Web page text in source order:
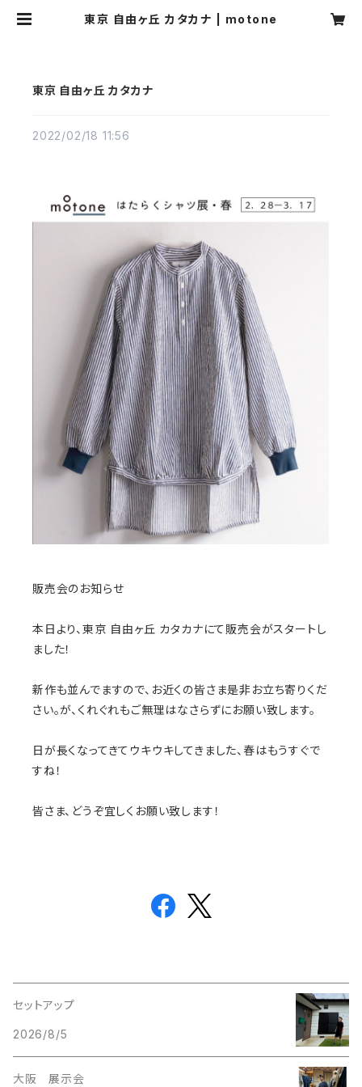
東京 自由ヶ丘 カタカナ | motone
東京 自由ヶ丘 カタカナ
2022/02/18 11:56
販売会のお知らせ
本日より、東京 自由ヶ丘 カタカナにて販売会がスタートし
ました！
新作も並んでますので、お近くの皆さま是非お立ち寄りくだ
さい。が、くれぐれもご無理はなさらずにお願い致します。
日が長くなってきてウキウキしてきました、春はもうすぐで
すね！
皆さま、どうぞ宜しくお願い致します！
セットアップ
2026/8/5
大阪 展示会